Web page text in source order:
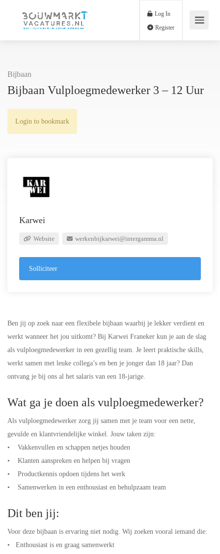
Log In
Bijbaan
Bijbaan Vulploegmedewerker 3 – 12 Uur
Login to bookmark
Karwei
Website werkenbijkarwei@intergamma.nl
Solliciteer
Ben jij op zoek naar een flexibele bijbaan waarbij je lekker verdient en
werkt wanneer het jou uitkomt? Bij Karwei Franeker kun je aan de slag
als vulploegmedewerker in een gezellig team. Je leert praktische skills,
werkt samen met leuke collega’s en ben je jonger dan 18 jaar? Dan
ontvang je bij ons al het salaris van een 18-jarige.
Wat ga je doen als vulploegmedewerker?
Als vulploegmedewerker zorg jij samen met je team voor een nette,
gevulde en klantvriendelijke winkel. Jouw taken zijn:
• Vakkenvullen en schappen netjes houden
• Klanten aanspreken en helpen bij vragen
• Productkennis opdoen tijdens het werk
• Samenwerken in een enthousiast en behulpzaam team
Dit ben jij:
Voor deze bijbaan is ervaring niet nodig. Wij zoeken vooral iemand die:
• Enthousiast is en graag samenwerkt